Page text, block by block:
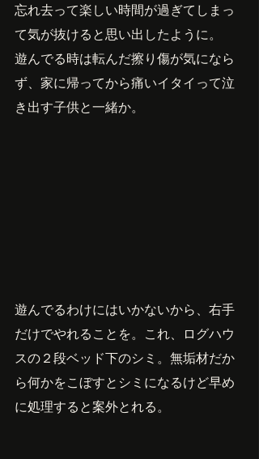
忘れ去って楽しい時間が過ぎてしまっ
て気が抜けると思い出したように。
遊んでる時は転んだ擦り傷が気になら
ず、家に帰ってから痛いイタイって泣
き出す子供と一緒か。
遊んでるわけにはいかないから、右手
だけでやれることを。これ、ログハウ
スの２段ベッド下のシミ。無垢材だか
ら何かをこぼすとシミになるけど早め
に処理すると案外とれる。